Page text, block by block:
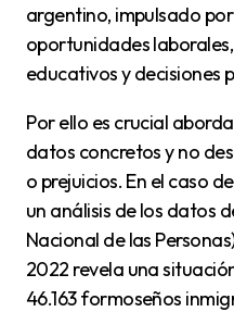
argentino, impulsado
oportunidades
educativos y decisiones
Por ello es crucial abordar este proceso a partir de
datos concretos y no
o prejuicios. En el caso
un análisis de los datos
Nacional de las
2022 revela una
46.163 formoseños